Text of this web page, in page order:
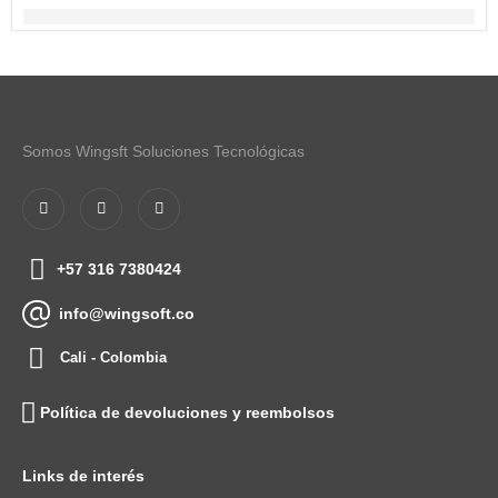
Somos Wingsft Soluciones Tecnológicas
+57 316 7380424
info@wingsoft.co
Cali - Colombia
Política de devoluciones y reembolsos
Links de interés